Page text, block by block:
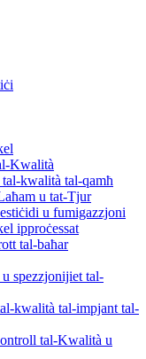
Kwalità
kwalità tal-qamħ
u tat-Tjur
u fumigazzjoni
ipproċessat
tal-baħar
spezzjonijiet tal-
kwalità tal-impjant tal-
tal-Kwalità u